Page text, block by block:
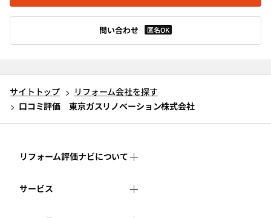
問い合わせ 匿名OK
サイトトップ
リフォーム会社を探す
口コミ評価 東京ガスリノベーション株式会社
リフォーム評価ナビについて
リフォーム評価ナビとは
サービス